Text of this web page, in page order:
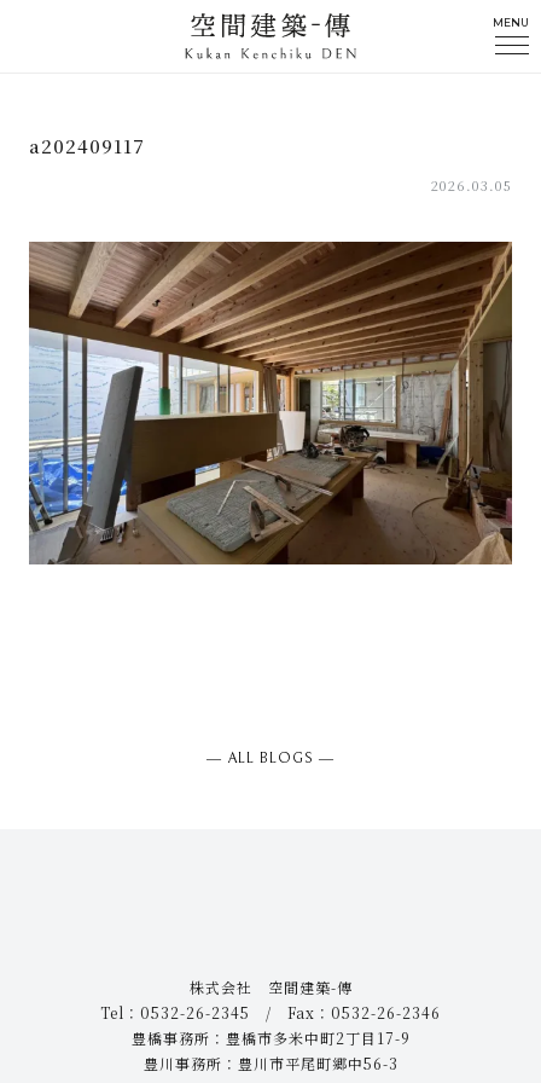
MENU
a202409117
2026.03.05
― ALL BLOGS ―
株式会社 空間建築-傳
Tel：0532-26-2345 / Fax：0532-26-2346
豊橋事務所：豊橋市多米中町2丁目17-9
豊川事務所：豊川市平尾町郷中56-3